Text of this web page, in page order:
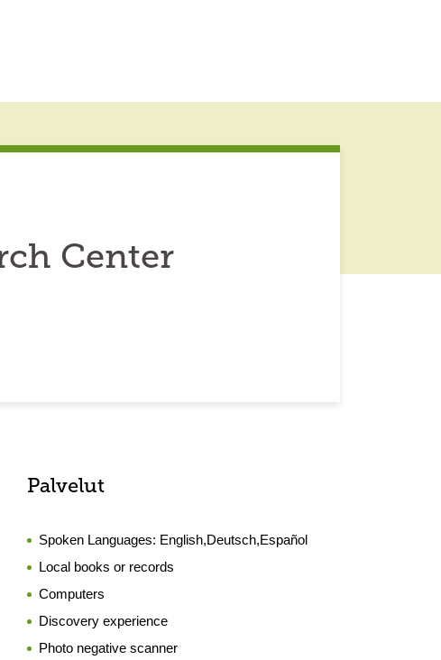
Center
Palvelut
Spoken Languages: English,Deutsch,Español
Local books or records
Computers
Discovery experience
Photo negative scanner